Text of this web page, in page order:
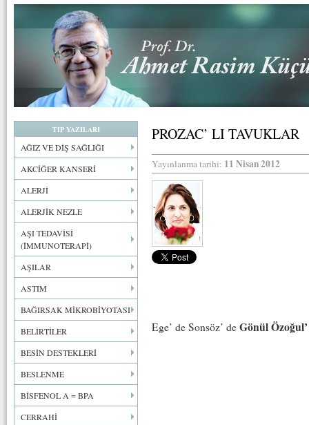
TIP YAZILARI
AĞIZ VE DİŞ SAĞLIĞI
AKCİĞER KANSERİ
ALERJİ
ALERJİK NEZLE
AŞI TEDAVİSİ
(İMMUNOTERAPİ)
AŞILAR
ASTIM
BAĞIRSAK MİKROBİYOTASI
BELİRTİLER
BESİN DESTEKLERİ
BESLENME
BİSFENOL A = BPA
CERRAHİ
PROZAC’ LI TAVUKLAR
Yayınlanma tarihi: 11 Nisan 2012
Ege’ de Sonsöz’ de Gönül Özoğul’